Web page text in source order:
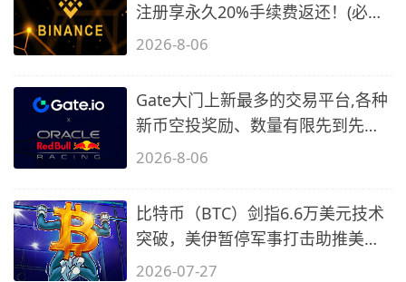
注册享永久20%手续费返还！(必备
2)
2026-8-06
Gate大门上新最多的交易平台,各种
新币空投奖励、数量有限先到先
得…
2026-8-06
比特币（BTC）剑指6.6万美元技术
突破，美伊暂停军事打击助推美股
全线反
2026-07-27